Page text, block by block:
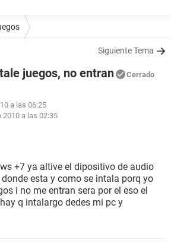
Siguiente Tema
juegos, no entran Cerrado
a las 06:25
2010 a las 02:35
+7 ya altive el dipositivo de audio
esta y como se intala porq yo
i no me entran sera por el eso el
q intalargo dedes mi pc y